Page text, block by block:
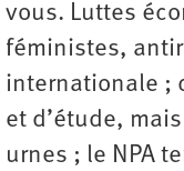
vous. Luttes
féministes,
internationale ;
et d’étude,
urnes ; le NPA